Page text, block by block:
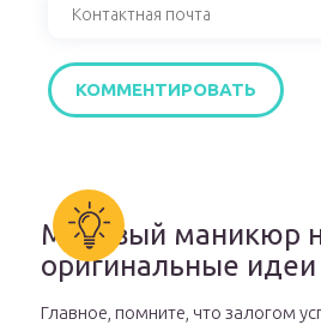
Матовый маникюр
оригинальные идеи
Главное, помните, что залогом